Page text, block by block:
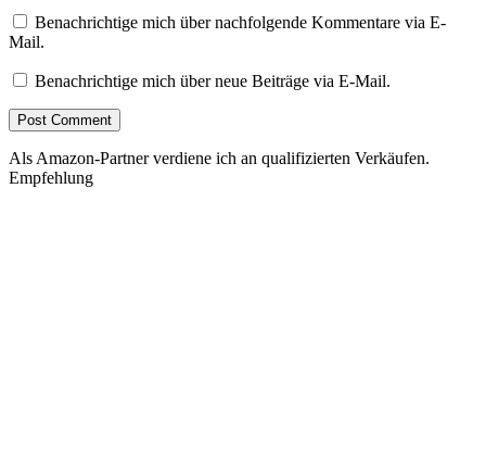
Benachrichtige mich über nachfolgende Kommentare via E-
Mail.
Benachrichtige mich über neue Beiträge via E-Mail.
Als Amazon-Partner verdiene ich an qualifizierten Verkäufen.
Empfehlung